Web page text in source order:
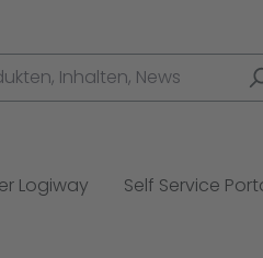
Logiway Self Service